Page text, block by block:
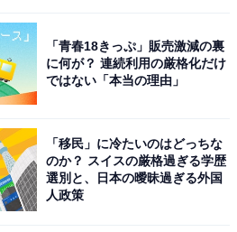
身大学」ランキング！ 3位 慶應
、1位は？
学、1位は？
大学ランキング！ 3位 お茶の水
「青春18きっぷ」販売激減の裏
に何が？ 連続利用の厳格化だけ
ではない「本当の理由」
「移民」に冷たいのはどっちな
のか？ スイスの厳格過ぎる学歴
選別と、日本の曖昧過ぎる外国
人政策